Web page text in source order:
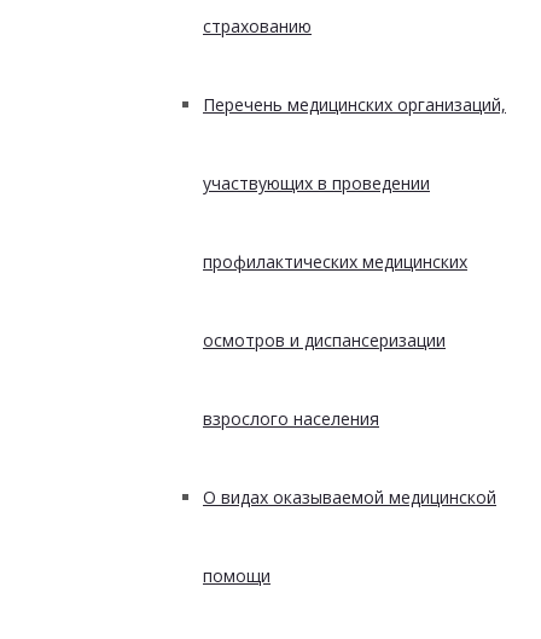
страхованию
Перечень медицинских организаций,
участвующих в проведении
профилактических медицинских
осмотров и диспансеризации
взрослого населения
О видах оказываемой медицинской
помощи